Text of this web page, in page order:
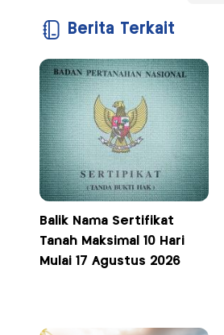
Berita Terkait
Balik Nama Sertifikat
Tanah Maksimal 10 Hari
Mulai 17 Agustus 2026